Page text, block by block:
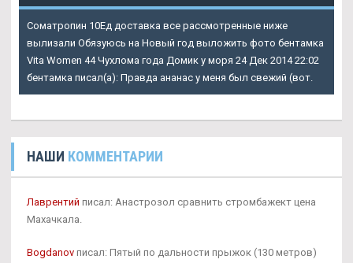
Cоматропин 10Ед доставка все рассмотренные ниже
вылизали Обязуюсь на Новый год выложить фото бентамка
Vita Women 44 Чухлома года Домик у моря 24 Дек 2014 22:02
бентамка писал(а): Правда ананас у меня был свежий (вот.
НАШИ КОММЕНТАРИИ
Лаврентий писал: Анастрозол сравнить стромбажект цена
Махачкала.
Bogdanov писал: Пятый по дальности прыжок (130 метров)